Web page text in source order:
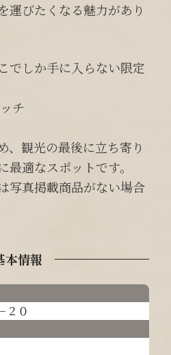
運びたくなる魅力があり
でしか手に入らない限定
チ
、観光の最後に立ち寄り
適なスポットです。
写真掲載商品がない場合
本情報
２０